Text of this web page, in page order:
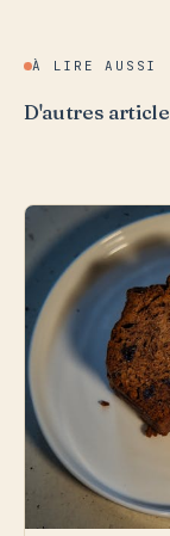
À LIRE AUSSI
D'autres